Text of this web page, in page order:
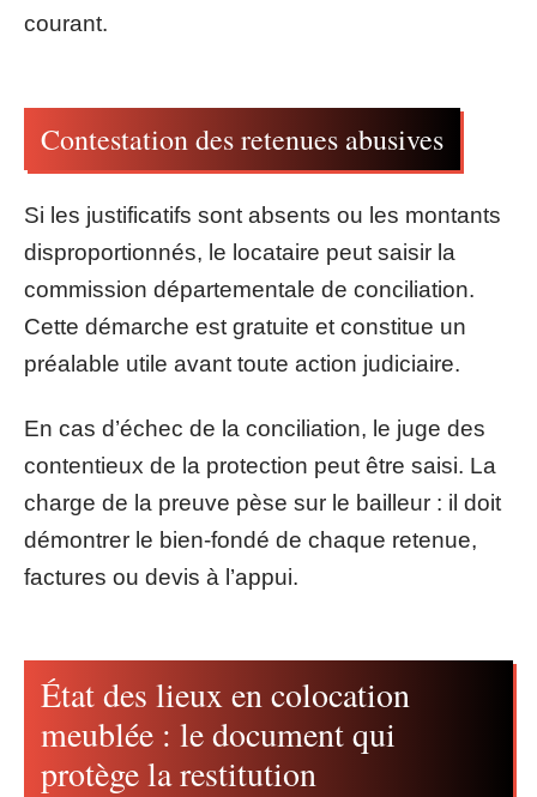
courant.
Contestation des retenues abusives
Si les justificatifs sont absents ou les montants
disproportionnés, le locataire peut saisir la
commission départementale de conciliation.
Cette démarche est gratuite et constitue un
préalable utile avant toute action judiciaire.
En cas d’échec de la conciliation, le juge des
contentieux de la protection peut être saisi. La
charge de la preuve pèse sur le bailleur : il doit
démontrer le bien-fondé de chaque retenue,
factures ou devis à l’appui.
État des lieux en colocation
meublée : le document qui
protège la restitution